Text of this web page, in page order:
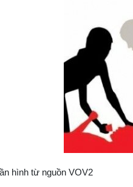
hình từ nguồn VOV2